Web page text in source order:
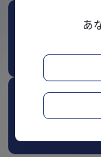
Congress /
あ